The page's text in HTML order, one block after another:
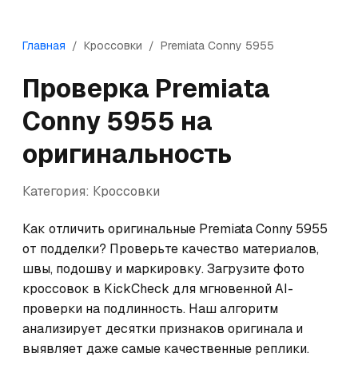
Главная / Кроссовки / Premiata Conny 5955
Проверка Premiata
Conny 5955 на
оригинальность
Категория: Кроссовки
Как отличить оригинальные Premiata Conny 5955
от подделки? Проверьте качество материалов,
швы, подошву и маркировку. Загрузите фото
кроссовок в KickCheck для мгновенной AI-
проверки на подлинность. Наш алгоритм
анализирует десятки признаков оригинала и
выявляет даже самые качественные реплики.